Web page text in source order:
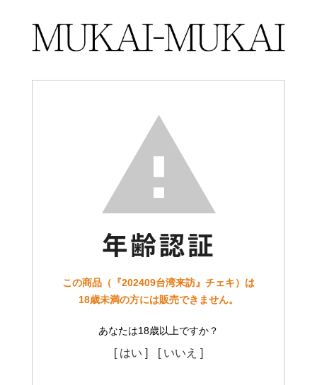
この商品（『202409台湾来訪』チェキ）は
18歳未満の方には販売できません。
あなたは18歳以上ですか？
[ はい ] [ いいえ ]